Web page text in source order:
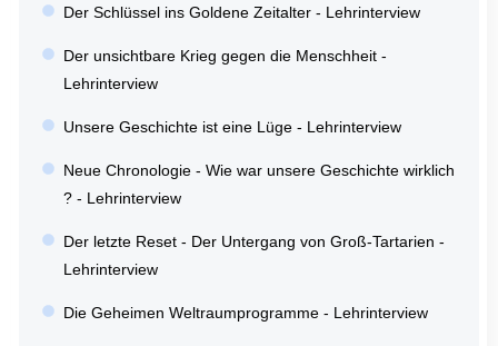
Der Schlüssel ins Goldene Zeitalter - Lehrinterview
Der unsichtbare Krieg gegen die Menschheit -
Lehrinterview
Unsere Geschichte ist eine Lüge - Lehrinterview
Neue Chronologie - Wie war unsere Geschichte wirklich
? - Lehrinterview
Der letzte Reset - Der Untergang von Groß-Tartarien -
Lehrinterview
Die Geheimen Weltraumprogramme - Lehrinterview